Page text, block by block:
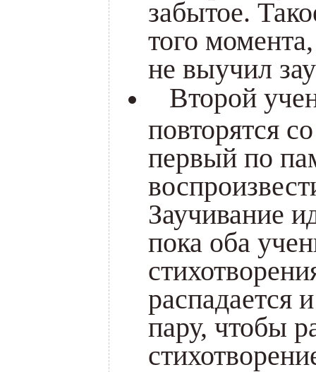
забытое.
того
не выучил
Второй
повторятся
первый по
Заучивание
пока оба
распадается
пару, чтобы